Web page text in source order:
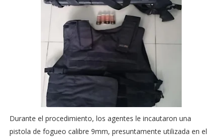
Durante el procedimiento, los agentes le incautaron una
pistola de fogueo calibre 9mm, presuntamente utilizada en el